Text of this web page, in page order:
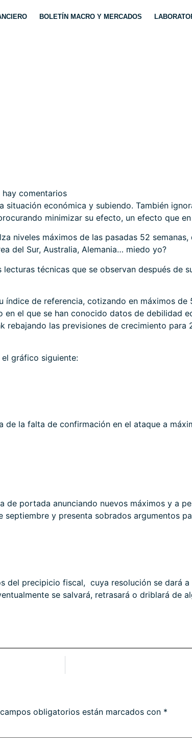
BOLETÍN MACRO Y MERCADOS
hay comentarios
económica y subiendo. También
minimizar su efecto, un efecto que
niveles máximos de las pasadas 52
del Sur, Australia, Alemania… miedo yo?
técnicas que se observan después de
de referencia, cotizando en máximos
en el que se han conocido datos de debilidad
las previsiones de crecimiento para
el gráfico siguiente:
la falta de confirmación en el ataque a
portada anunciando nuevos máximos y a
y presenta sobrados argumentos
del precipicio fiscal, cuya resolución se dará
se salvará, retrasará o driblará de
obligatorios están marcados con *